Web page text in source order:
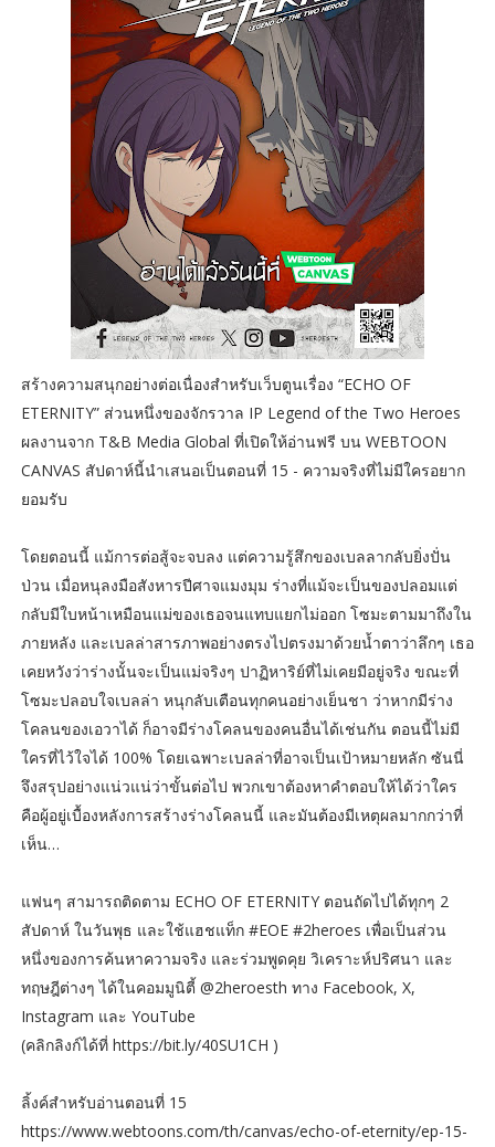
สร้างความสนุกอย่างต่อเนื่องสำหรับเว็บตูนเรื่อง “ECHO OF
ETERNITY” ส่วนหนึ่งของจักรวาล IP Legend of the Two Heroes
ผลงานจาก T&B Media Global ที่เปิดให้อ่านฟรี บน WEBTOON
CANVAS สัปดาห์นี้นำเสนอเป็นตอนที่ 15 - ความจริงที่ไม่มีใครอยาก
ยอมรับ
โดยตอนนี้ แม้การต่อสู้จะจบลง แต่ความรู้สึกของเบลลากลับยิ่งปั่น
ป่วน เมื่อหนุลงมือสังหารปีศาจแมงมุม ร่างที่แม้จะเป็นของปลอมแต่
กลับมีใบหน้าเหมือนแม่ของเธอจนแทบแยกไม่ออก โซมะตามมาถึงใน
ภายหลัง และเบลล่าสารภาพอย่างตรงไปตรงมาด้วยน้ำตาว่าลึกๆ เธอ
เคยหวังว่าร่างนั้นจะเป็นแม่จริงๆ ปาฏิหาริย์ที่ไม่เคยมีอยู่จริง ขณะที่
โซมะปลอบใจเบลล่า หนุกลับเตือนทุกคนอย่างเย็นชา ว่าหากมีร่าง
โคลนของเอวาได้ ก็อาจมีร่างโคลนของคนอื่นได้เช่นกัน ตอนนี้ไม่มี
ใครที่ไว้ใจได้ 100% โดยเฉพาะเบลล่าที่อาจเป็นเป้าหมายหลัก ซันนี่
จึงสรุปอย่างแน่วแน่ว่าขั้นต่อไป พวกเขาต้องหาคำตอบให้ได้ว่าใคร
คือผู้อยู่เบื้องหลังการสร้างร่างโคลนนี้ และมันต้องมีเหตุผลมากกว่าที่
เห็น…
แฟนๆ สามารถติดตาม ECHO OF ETERNITY ตอนถัดไปได้ทุกๆ 2
สัปดาห์ ในวันพุธ และใช้แฮชแท็ก #EOE #2heroes เพื่อเป็นส่วน
หนึ่งของการค้นหาความจริง และร่วมพูดคุย วิเคราะห์ปริศนา และ
ทฤษฎีต่างๆ ได้ในคอมมูนิตี้ @2heroesth ทาง Facebook, X,
Instagram และ YouTube
(คลิกลิงก์ได้ที่ https://bit.ly/40SU1CH )
ลิ้งค์สำหรับอ่านตอนที่ 15
https://www.webtoons.com/th/canvas/echo-of-eternity/ep-15-